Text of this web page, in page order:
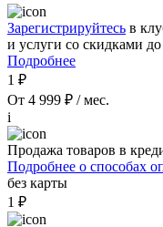
Зарегистрируйтесь в
и услуги со скидками
Подробнее
1 ₽
От 4 999 ₽ / мес.
i
Продажа товаров в
Подробнее о способах
без карты
1 ₽